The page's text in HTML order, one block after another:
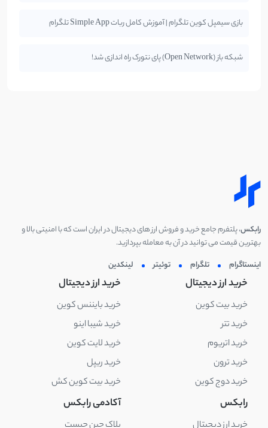
بازی سیمپل کوین تلگرام | آموزش کامل ربات Simple App تلگرام
شبکه باز (Open Network) پای نتورک راه اندازی شد!
رابکس، پلتفرم جامع خرید و فروش ارز های دیجیتال در ایران است که با امنیتی بالا و
بهترین قیمت می توانید در آن به معامله بپردازید.
اینستاگرام
تلگرام توئیتر لینکدین
خرید ارز دیجیتال
خرید بیت کوین
خرید تتر
خرید اتریوم
خرید ترون
خرید دوج کوین
خرید ارز دیجیتال
خرید بایننس کوین
خرید شیبا اینو
خرید لایت کوین
خرید ریپل
خرید بیت کوین کش
رابکس آکادمی رابکس